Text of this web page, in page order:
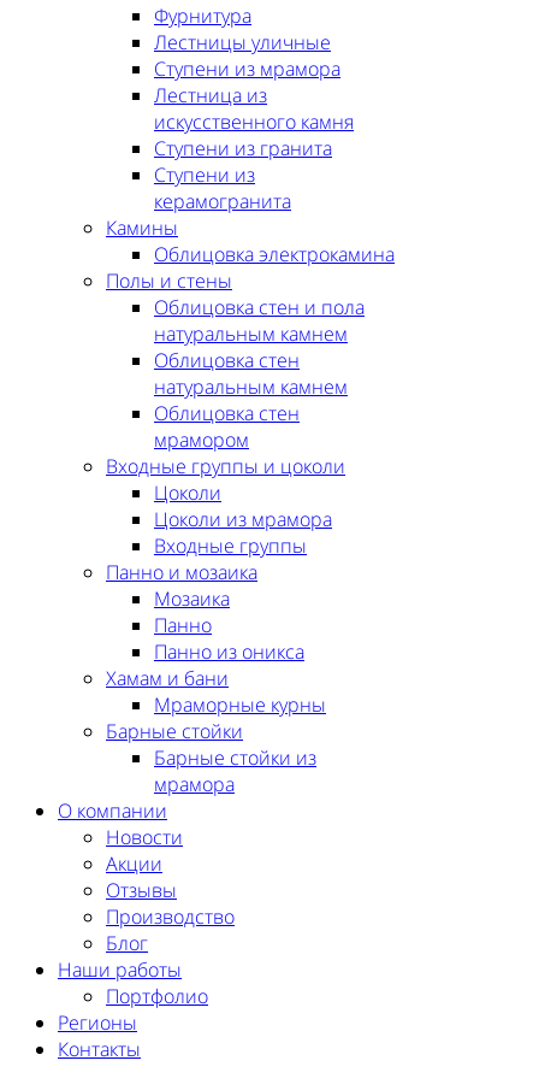
Фурнитура
Лестницы уличные
Ступени из мрамора
Лестница из
искусственного камня
Ступени из гранита
Ступени из
керамогранита
Камины
Облицовка электрокамина
Полы и стены
Облицовка стен и пола
натуральным камнем
Облицовка стен
натуральным камнем
Облицовка стен
мрамором
Входные группы и цоколи
Цоколи
Цоколи из мрамора
Входные группы
Панно и мозаика
Мозаика
Панно
Панно из оникса
Хамам и бани
Мраморные курны
Барные стойки
Барные стойки из
мрамора
О компании
Новости
Акции
Отзывы
Производство
Блог
Наши работы
Портфолио
Регионы
Контакты